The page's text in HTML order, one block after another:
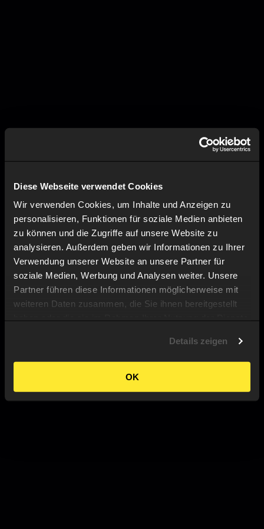
Diese Webseite verwendet Cookies
Wir verwenden Cookies, um Inhalte und Anzeigen zu
personalisieren, Funktionen für soziale Medien anbieten
zu können und die Zugriffe auf unsere Website zu
analysieren. Außerdem geben wir Informationen zu Ihrer
Verwendung unserer Website an unsere Partner für
soziale Medien, Werbung und Analysen weiter. Unsere
Partner führen diese Informationen möglicherweise mit
weiteren Daten zusammen, die Sie ihnen bereitgestellt
Details zeigen
OK